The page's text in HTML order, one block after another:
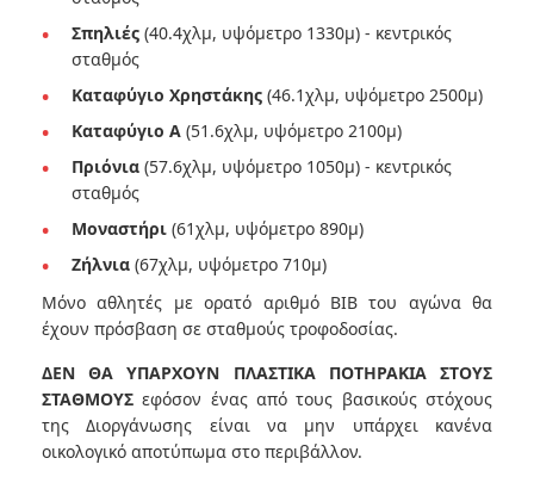
Σπηλιές (40.4χλμ, υψόμετρο 1330μ) - κεντρικός
σταθμός
Καταφύγιο Χρηστάκης (46.1χλμ, υψόμετρο 2500μ)
Καταφύγιο Α (51.6χλμ, υψόμετρο 2100μ)
Πριόνια (57.6χλμ, υψόμετρο 1050μ) - κεντρικός
σταθμός
Μοναστήρι (61χλμ, υψόμετρο 890μ)
Ζήλνια (67χλμ, υψόμετρο 710μ)
Μόνο αθλητές με ορατό αριθμό BIB του αγώνα θα
έχουν πρόσβαση σε σταθμούς τροφοδοσίας.
ΔΕΝ ΘΑ ΥΠΑΡΧΟΥΝ ΠΛΑΣΤΙΚΑ ΠΟΤΗΡΑΚΙΑ ΣΤΟΥΣ
ΣΤΑΘΜΟΥΣ εφόσον ένας από τους βασικούς στόχους
της Διοργάνωσης είναι να μην υπάρχει κανένα
οικολογικό αποτύπωμα στο περιβάλλον.